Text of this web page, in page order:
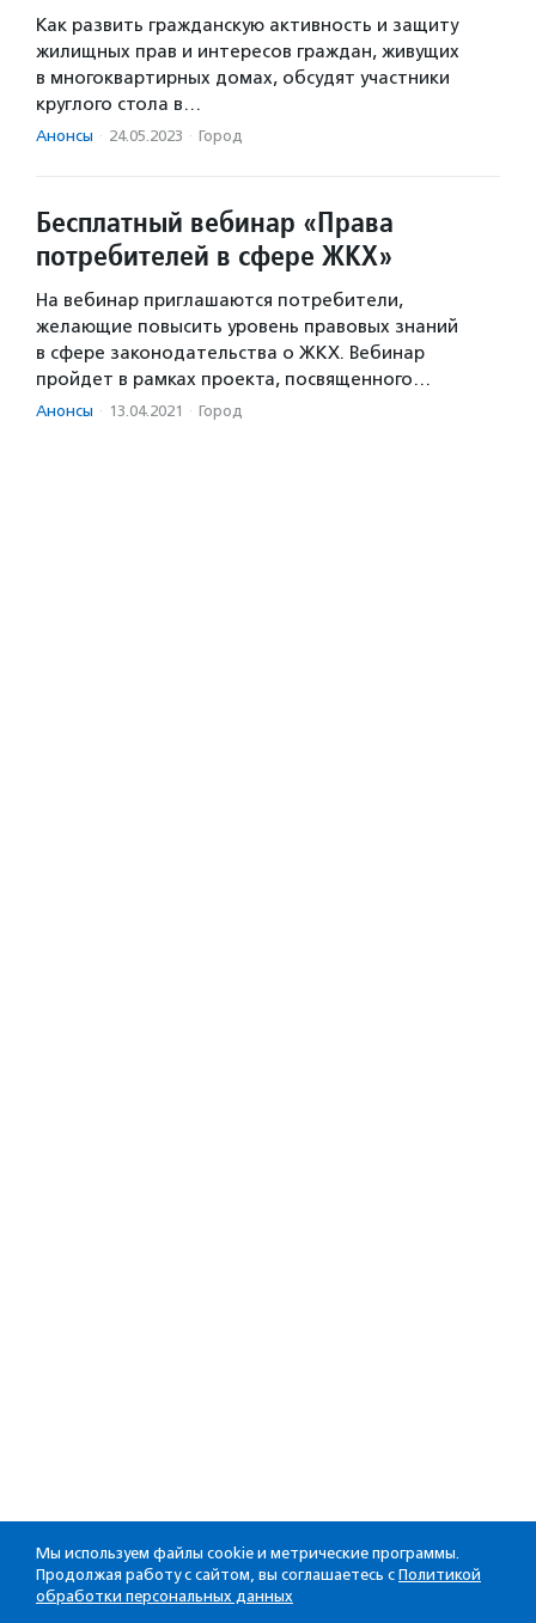
Как развить гражданскую активность и защиту
жилищных прав и интересов граждан, живущих
в многоквартирных домах, обсудят участники
круглого стола в…
Анонсы · 24.05.2023 · Город
Бесплатный вебинар «Права
потребителей в сфере ЖКХ»
На вебинар приглашаются потребители,
желающие повысить уровень правовых знаний
в сфере законодательства о ЖКХ. Вебинар
пройдет в рамках проекта, посвященного…
Анонсы · 13.04.2021 · Город
Мы используем файлы cookie и метрические программы.
Продолжая работу с сайтом, вы соглашаетесь с Политикой
обработки персональных данных